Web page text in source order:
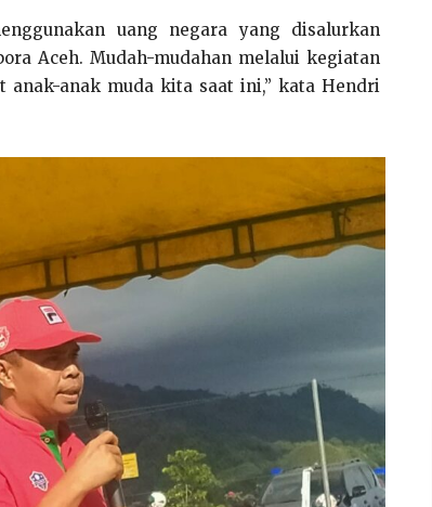
uang negara yang disalurkan
Aceh. Mudah-mudahan melalui kegiatan
anak-anak muda kita saat ini,” kata Hendri